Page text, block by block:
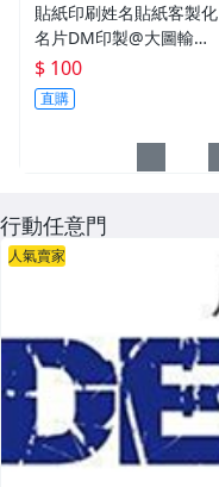
貼紙印刷姓名貼紙客製化
名片DM印製@大圖輸出.
電腦割字.海報印刷.廣告
行銷貼紙+產品標籤印刷
+創意造型貼紙設計+反
$ 100
直購
行動任意門
人氣賣家